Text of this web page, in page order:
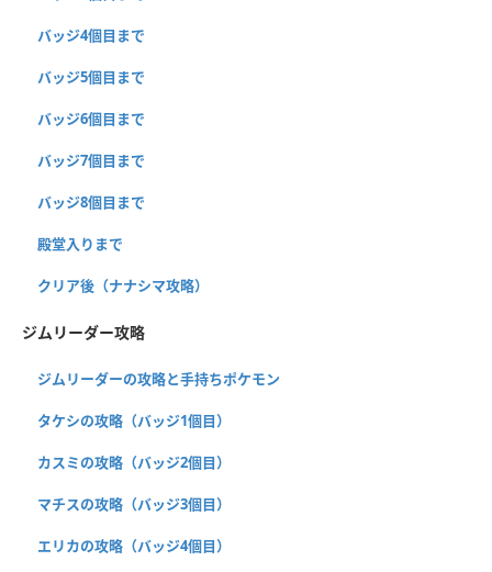
バッジ4個目まで
バッジ5個目まで
バッジ6個目まで
バッジ7個目まで
バッジ8個目まで
殿堂入りまで
クリア後（ナナシマ攻略）
ジムリーダー攻略
ジムリーダーの攻略と手持ちポケモン
タケシの攻略（バッジ1個目）
カスミの攻略（バッジ2個目）
マチスの攻略（バッジ3個目）
エリカの攻略（バッジ4個目）